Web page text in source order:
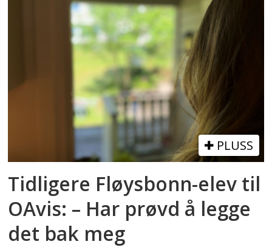
PLUSS
Tidligere Fløysbonn-elev til
OAvis: – Har prøvd å legge
det bak meg